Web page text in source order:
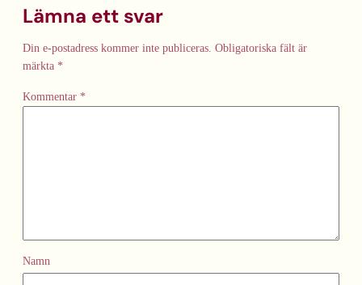
Lämna ett svar
Din e-postadress kommer inte publiceras. Obligatoriska fält är
märkta *
Kommentar *
Namn